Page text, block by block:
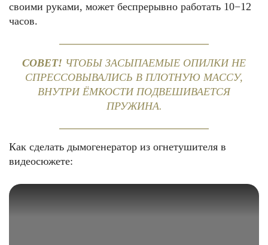
своими руками, может беспрерывно работать 10−12
часов.
СОВЕТ! ЧТОБЫ ЗАСЫПАЕМЫЕ ОПИЛКИ НЕ
СПРЕССОВЫВАЛИСЬ В ПЛОТНУЮ МАССУ,
ВНУТРИ ЁМКОСТИ ПОДВЕШИВАЕТСЯ
ПРУЖИНА.
Как сделать дымогенератор из огнетушителя в
видеосюжете: